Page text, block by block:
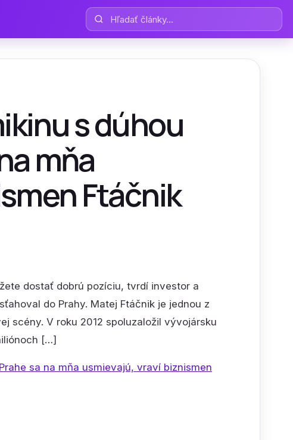
Hľadať články
s dúhou
mňa
Ftáčnik
dostať dobrú pozíciu, tvrdí investor a
do Prahy. Matej Ftáčnik je jednou z
scény. V roku 2012 spoluzaložil vývojársku
[…]
sa na mňa usmievajú, vraví biznismen